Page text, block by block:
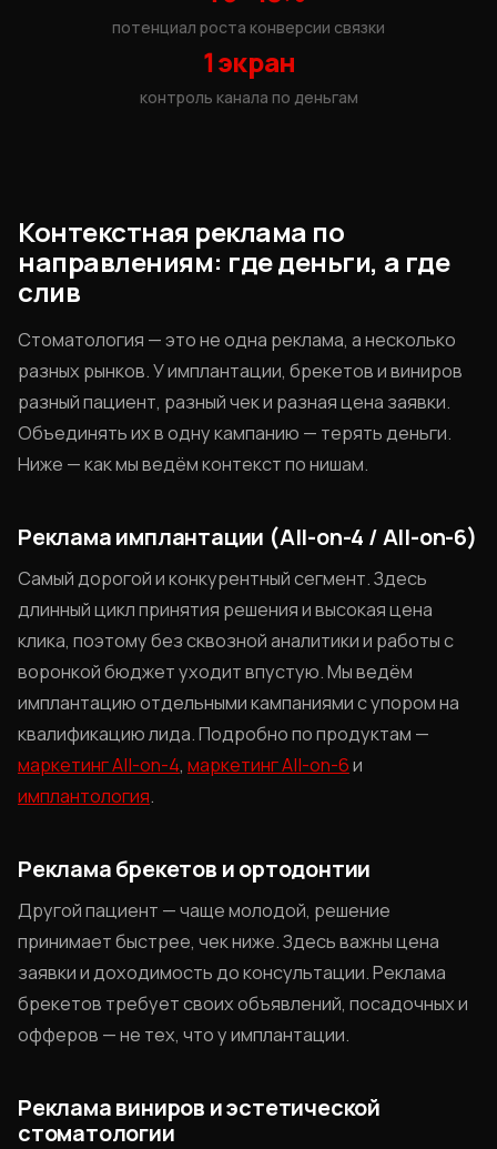
потенциал роста конверсии связки
1экран
контроль канала по деньгам
Контекстная реклама по
направлениям: где деньги, а где
слив
Стоматология — это не одна реклама, а несколько
разных рынков. У имплантации, брекетов и виниров
разный пациент, разный чек и разная цена заявки.
Объединять их в одну кампанию — терять деньги.
Ниже — как мы ведём контекст по нишам.
Реклама имплантации (All-on-4 / All-on-6)
Самый дорогой и конкурентный сегмент. Здесь
длинный цикл принятия решения и высокая цена
клика, поэтому без сквозной аналитики и работы с
воронкой бюджет уходит впустую. Мы ведём
имплантацию отдельными кампаниями с упором на
квалификацию лида. Подробно по продуктам —
маркетинг All-on-4, маркетинг All-on-6и
имплантология.
Реклама брекетов и ортодонтии
Другой пациент — чаще молодой, решение
принимает быстрее, чек ниже. Здесь важны цена
заявки и доходимость до консультации. Реклама
брекетов требует своих объявлений, посадочных и
офферов — не тех, что у имплантации.
Реклама виниров и эстетической
стоматологии